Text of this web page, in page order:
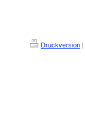
Druckversion |